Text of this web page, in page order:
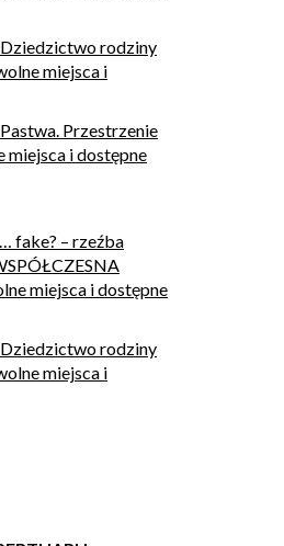
rodziny
miejsca i
Przestrzenie
miejsca i dostępne
fake? – rzeźba
miejsca i dostępne
rodziny
miejsca i